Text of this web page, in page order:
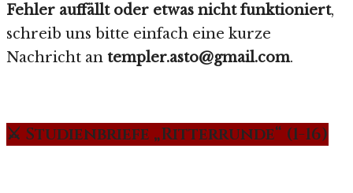
Fehler auffällt oder etwas nicht funktioniert,
schreib uns bitte einfach eine kurze
Nachricht an templer.asto@gmail.com.
⚔️ Studienbriefe „Ritterrunde“ (1-16)